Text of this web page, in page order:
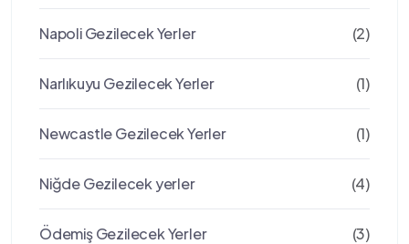
Napoli Gezilecek Yerler (2)
Narlıkuyu Gezilecek Yerler (1)
Newcastle Gezilecek Yerler (1)
Niğde Gezilecek yerler (4)
Ödemiş Gezilecek Yerler (3)